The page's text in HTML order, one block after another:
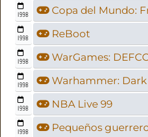
1998 Copa del Mundo:
1998 ReBoot
1998 WarGames:
1998 Warhammer:
1998 NBA Live 99
1998 Pequeños